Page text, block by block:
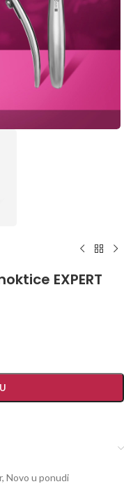
EXPERT
, Novo u ponudi